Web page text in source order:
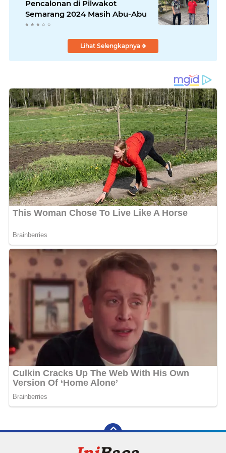
Pencalonan di Pilwakot
Semarang 2024 Masih Abu-Abu
Lihat Selengkapnya